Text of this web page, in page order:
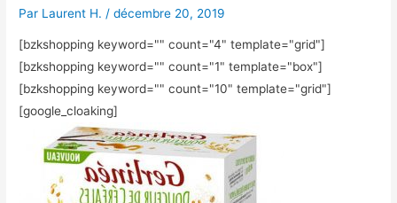
Par Laurent H. /décembre 20, 2019
[bzkshopping keyword="" count="4" template="grid"]
[bzkshopping keyword="" count="1" template="box"]
[bzkshopping keyword="" count="10" template="grid"]
[google_cloaking]